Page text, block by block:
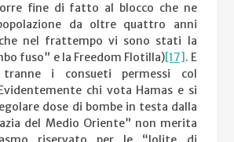
fine di fatto al blocco che ne
da oltre quattro anni
nel frattempo vi sono stati la
fuso” e la Freedom Flotilla)[17]. E
tranne i consueti permessi col
chi vota Hamas e si
dose di bombe in testa dalla
del Medio Oriente” non merita